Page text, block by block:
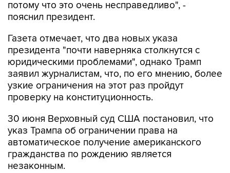
потому что это очень несправедливо", -
пояснил президент.
Газета отмечает, что два новых указа
президента "почти наверняка столкнутся с
юридическими проблемами", однако Трамп
заявил журналистам, что, по его мнению, более
узкие ограничения на этот раз пройдут
проверку на конституционность.
30 июня Верховный суд США постановил, что
указ Трампа об ограничении права на
автоматическое получение американского
гражданства по рождению является
незаконным.